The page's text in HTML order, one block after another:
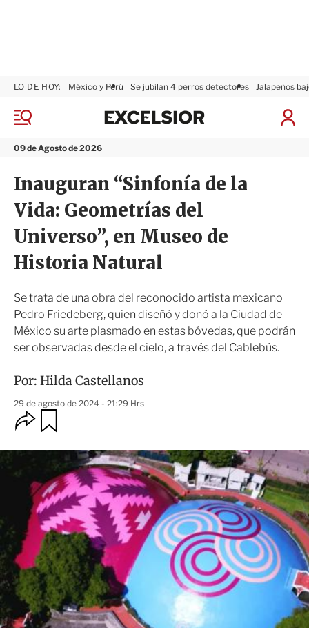
M
n
09 de Agosto de 2026
LO DE HOY: México y Perú Se jubilan 4 perros detectores Jalapeños
I
x
i
Inauguran “Sinfonía de la
Vida: Geometrías del
Universo”, en Museo de
Historia Natural
Se trata de una obra del reconocido artista mexicano
Pedro Friedeberg, quien diseñó y donó a la Ciudad de
México su arte plasmado en estas bóvedas, que podrán
ser observadas desde el cielo, a través del Cablebús.
Por: Hilda Castellanos
29 de agosto de 2024 - 21:29 Hrs
O
p
i
n
e
s
d
e
c
o
m
p
a
r
t
r
d
a
r